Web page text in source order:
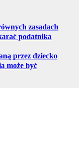
zasadach
podatnika
przez dziecko
może być